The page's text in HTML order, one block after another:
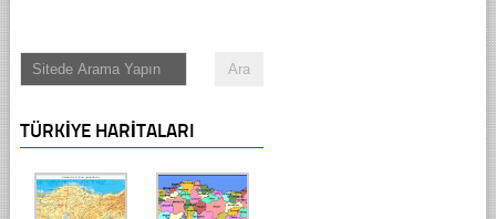
TÜRKIYE HARITALARI